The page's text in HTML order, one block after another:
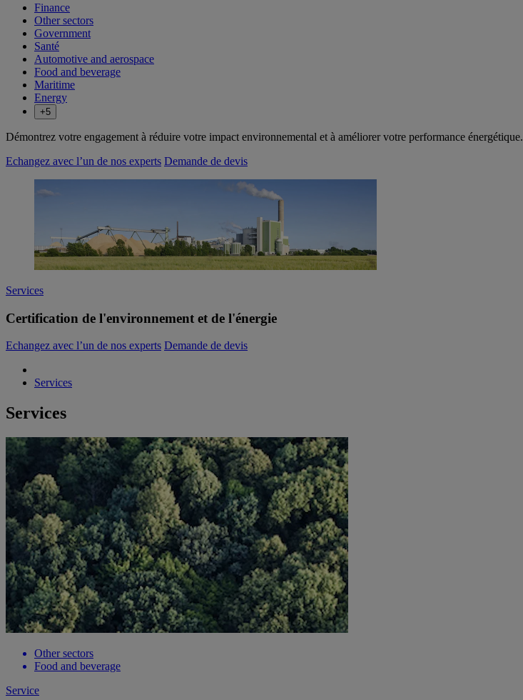
Finance
Other sectors
Government
Santé
Automotive and aerospace
Food and beverage
Maritime
Energy
+5
Démontrez votre engagement à réduire votre impact environnemental et à améliorer votre performance énergétique.
Echangez avec l’un de nos experts Demande de devis
Services
Certification de l'environnement et de l'énergie
Echangez avec l’un de nos experts Demande de devis
Services
Services
Other sectors
Food and beverage
Service